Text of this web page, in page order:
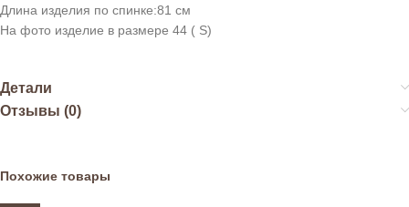
Длина изделия по спинке:81 см
На фото изделие в размере 44 ( S)
Детали
Отзывы (0)
Похожие товары